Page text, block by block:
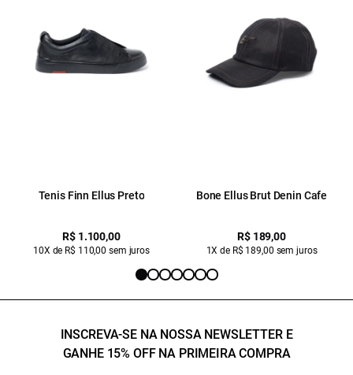
Tenis Finn Ellus Preto
R$ 1.100,00
10X de R$ 110,00 sem juros
Bone Ellus Brut Denin Cafe
R$ 189,00
1X de R$ 189,00 sem juros
INSCREVA-SE NA NOSSA NEWSLETTER E
GANHE 15% OFF NA PRIMEIRA COMPRA